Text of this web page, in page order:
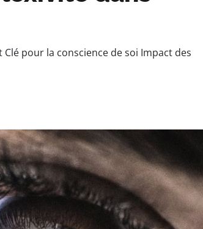
pour la conscience de soi Impact des